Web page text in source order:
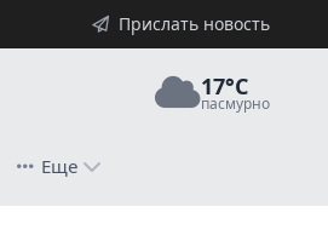
Прислать новость
17°C
пасмурно
Еще